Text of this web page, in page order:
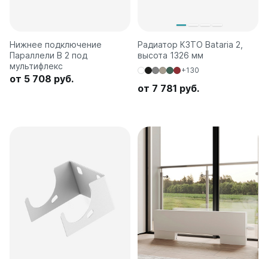
Нижнее подключение
Параллели В 2 под
мультифлекс
от 5 708 руб.
Радиатор КЗТО Bataria 2,
высота 1326 мм
+130
от 7 781 руб.